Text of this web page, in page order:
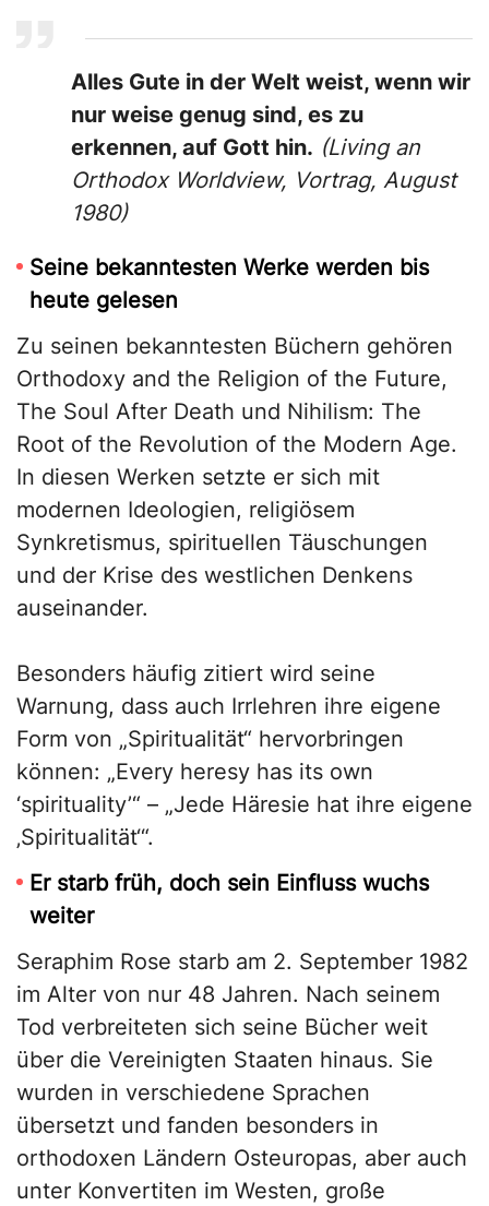
Alles Gute in der Welt weist, wenn wir
nur weise genug sind, es zu
erkennen, auf Gott hin. (Living an
Orthodox Worldview, Vortrag, August
1980)
Seine bekanntesten Werke werden bis
heute gelesen
Zu seinen bekanntesten Büchern gehören
Orthodoxy and the Religion of the Future,
The Soul After Death und Nihilism: The
Root of the Revolution of the Modern Age.
In diesen Werken setzte er sich mit
modernen Ideologien, religiösem
Synkretismus, spirituellen Täuschungen
und der Krise des westlichen Denkens
auseinander.
Besonders häufig zitiert wird seine
Warnung, dass auch Irrlehren ihre eigene
Form von „Spiritualität“ hervorbringen
können: „Every heresy has its own
‘spirituality’“ – „Jede Häresie hat ihre eigene
‚Spiritualität‘“.
Er starb früh, doch sein Einfluss wuchs
weiter
Seraphim Rose starb am 2. September 1982
im Alter von nur 48 Jahren. Nach seinem
Tod verbreiteten sich seine Bücher weit
über die Vereinigten Staaten hinaus. Sie
wurden in verschiedene Sprachen
übersetzt und fanden besonders in
orthodoxen Ländern Osteuropas, aber auch
unter Konvertiten im Westen, große